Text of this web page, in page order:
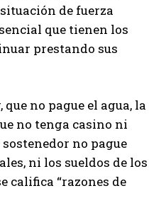
de fuerza
que tienen los
prestando sus
no pague el agua, la
no tenga casino ni
no pague
ni los sueldos de los
califica “razones de